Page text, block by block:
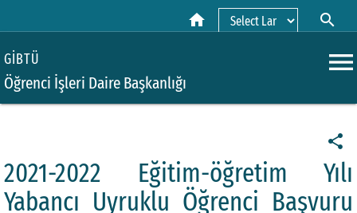
home search
GİBTÜ
Öğrenci İşleri Daire Başkanlığı
menu
share
2021-2022 Eğitim-öğretim Yılı
Yabancı Uyruklu Öğrenci Başvuru